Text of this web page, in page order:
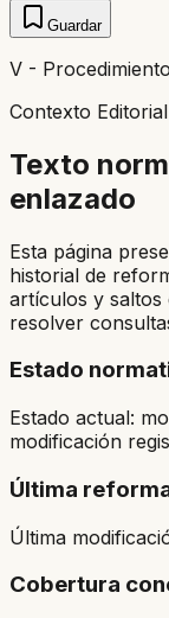
Guardar
V -
Contexto Editorial
Texto
enlazado
Esta página
historial de
artículos y saltos
resolver
Estado
Estado actual:
modificación
Última
Última
Cobertura